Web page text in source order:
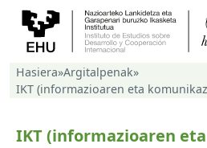
Hasiera»Argitalpenak»
IKT (informazioaren eta
IKT (informazioaren eta